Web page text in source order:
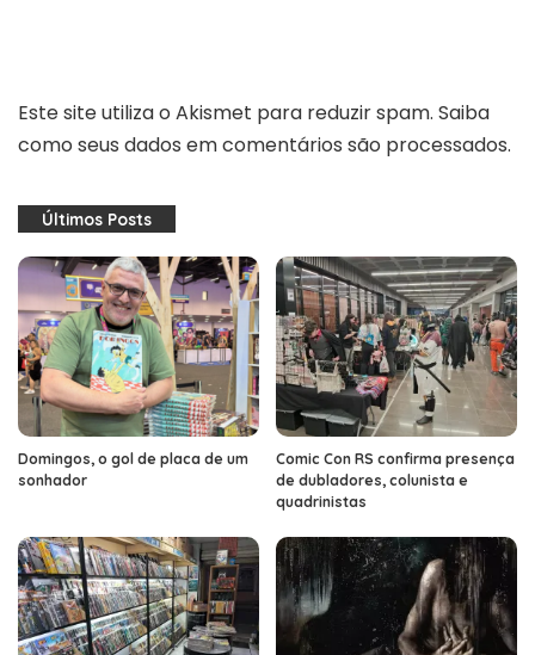
Este site utiliza o Akismet para reduzir spam. Saiba
como seus dados em comentários são processados.
Últimos Posts
Domingos, o gol de placa de um
sonhador
Comic Con RS confirma presença
de dubladores, colunista e
quadrinistas